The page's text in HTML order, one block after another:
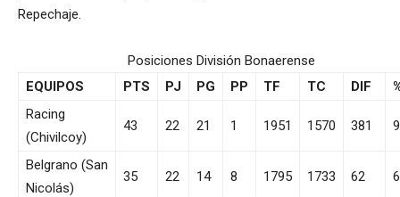
Repechaje.
Posiciones División Bonaerense
EQUIPOS
PTS PJ PG PP TF TC DIF
Racing
(Chivilcoy)
43 22 21 1 1951 1570 381
Belgrano (San
Nicolás)
35 22 14 8 1795 1733 62